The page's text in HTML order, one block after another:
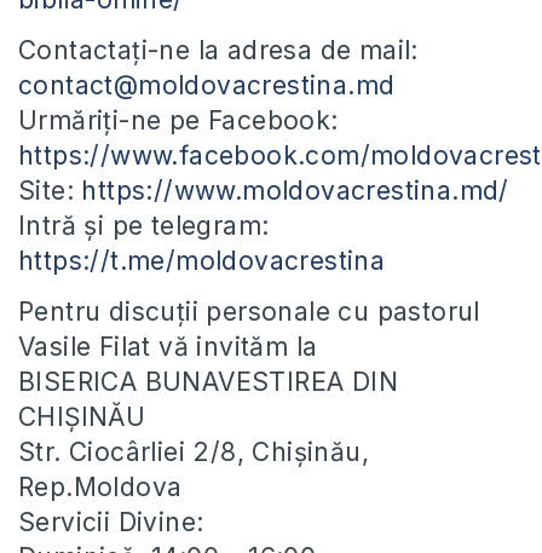
Contactați-ne la adresa de mail:
contact@moldovacrestina.md
Urmăriți-ne pe Facebook:
https://www.facebook.com/
Site: https://www.moldovacrestina.md/
Intră și pe telegram:
https://t.me/moldovacrestina
Pentru discuții personale cu pastorul
Vasile Filat vă invităm la
BISERICA BUNAVESTIREA DIN
CHIȘINĂU
Str. Ciocârliei 2/8, Chișinău,
Rep.Moldova
Servicii Divine: